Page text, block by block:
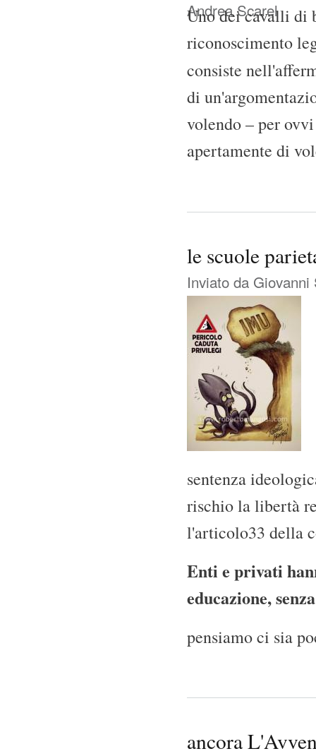
Uno dei cavalli di
riconoscimento
consiste
di
volendo – per
apertamente di
le scuole
Inviato da Giovanni
sentenza
rischio la libertà
l'articolo33 della
Enti e privati
educazione,
pensiamo ci sia
ancora